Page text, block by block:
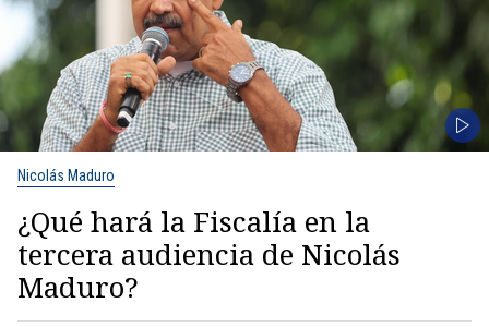
Nicolás Maduro
¿Qué hará la Fiscalía en la
tercera audiencia de Nicolás
Maduro?